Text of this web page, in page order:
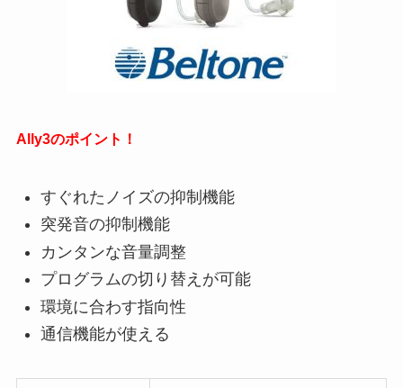
Ally3のポイント！
すぐれたノイズの抑制機能
突発音の抑制機能
カンタンな音量調整
プログラムの切り替えが可能
環境に合わす指向性
通信機能が使える